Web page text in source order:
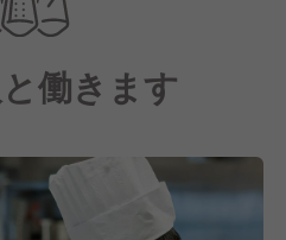
いて】
ナーだった布施氏が開発し
る」おいしいラーメン
を超えた接客とサービスを
」をオープン以来、当ブラ
多くの方にご支持をいただ
。
働きます